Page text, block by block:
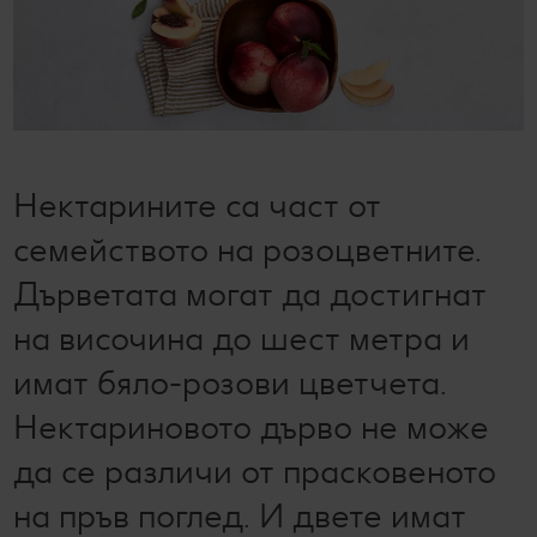
Лексикон на свежестта
Ние сме семейство
Съвети от кухнята
Развлечения, отдих и свободно време
Нектарините са част от
семейството на розоцветните.
Дърветата могат да достигнат
на височина до шест метра и
имат бяло-розови цветчета.
Нектариновото дърво не може
да се различи от прасковеното
на пръв поглед. И двете имат